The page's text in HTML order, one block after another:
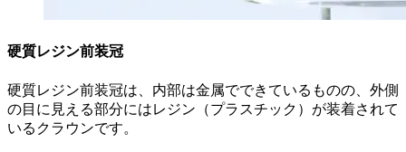
硬質レジン前装冠
硬質レジン前装冠は、内部は金属でできているものの、外側
の目に見える部分にはレジン（プラスチック）が装着されて
いるクラウンです。